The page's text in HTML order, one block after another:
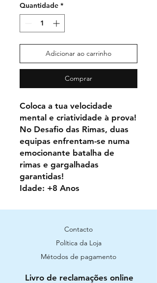
Quantidade *
Adicionar ao carrinho
Comprar
Coloca a tua velocidade
mental e criatividade à prova!
No Desafio das Rimas, duas
equipas enfrentam-se numa
emocionante batalha de
rimas e gargalhadas
garantidas!
Idade: +8 Anos
Contacto
Política da Loja
Métodos de pagamento
Livro de reclamações online